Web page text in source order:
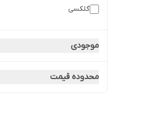
گلکسی
موجودی
محدوده قیمت